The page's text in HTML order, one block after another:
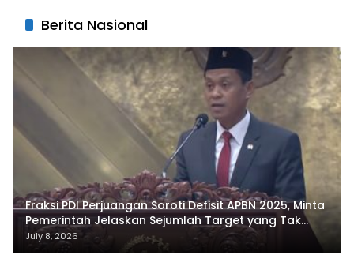
Berita Nasional
Fraksi PDI Perjuangan Soroti Defisit APBN 2025, Minta
Pemerintah Jelaskan Sejumlah Target yang Tak
Tercapai
July 8, 2026